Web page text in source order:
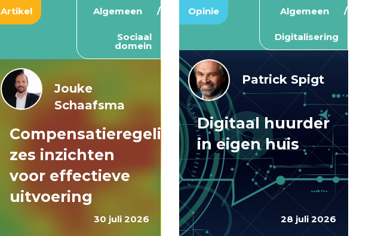
Artikel Algemeen
Sociaal
domein
30 juli 2026
Jouke
Schaafsma
Compensatieregelingen:
zes inzichten
voor effectieve
uitvoering
Opinie Algemeen
Digitalisering
28 juli 2026
Patrick Spigt
Digitaal huurder
in eigen huis